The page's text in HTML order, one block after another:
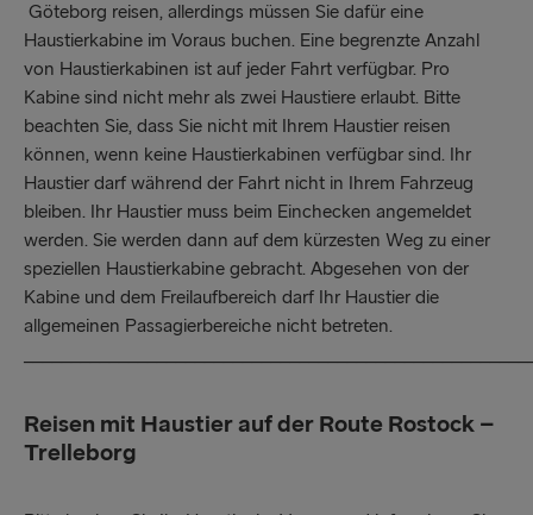
Göteborg reisen, allerdings müssen Sie dafür eine
Haustierkabine im Voraus buchen. Eine begrenzte Anzahl
von Haustierkabinen ist auf jeder Fahrt verfügbar. Pro
Kabine sind nicht mehr als zwei Haustiere erlaubt. Bitte
beachten Sie, dass Sie nicht mit Ihrem Haustier reisen
können, wenn keine Haustierkabinen verfügbar sind. Ihr
Haustier darf während der Fahrt nicht in Ihrem Fahrzeug
bleiben. Ihr Haustier muss beim Einchecken angemeldet
werden. Sie werden dann auf dem kürzesten Weg zu einer
speziellen Haustierkabine gebracht. Abgesehen von der
Kabine und dem Freilaufbereich darf Ihr Haustier die
allgemeinen Passagierbereiche nicht betreten.
Reisen mit Haustier auf der Route Rostock –
Trelleborg